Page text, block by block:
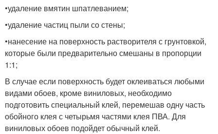
•удаление вмятин шпатлеванием;
•удаление частиц пыли со стены;
•нанесение на поверхность растворителя с грунтовкой,
которые были предварительно смешаны в пропорции
1:1;
В случае если поверхность будет оклеиваться любыми
видами обоев, кроме виниловых, необходимо
подготовить специальный клей, перемешав одну часть
обойного клея с четырьмя частями клея ПВА. Для
виниловых обоев подойдет обычный клей.